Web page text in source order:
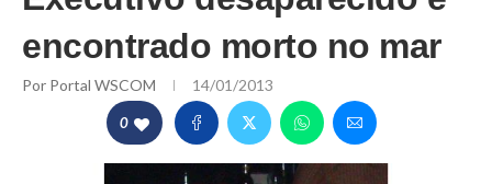
encontrado morto no mar
Por Portal WSCOM 14/01/2013
0